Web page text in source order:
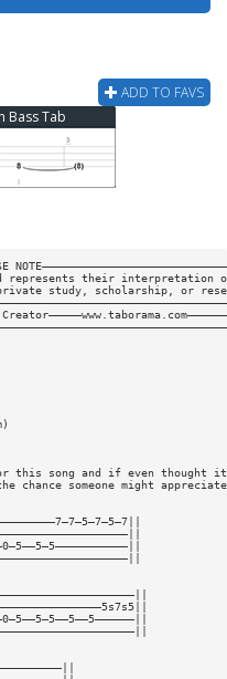
ADD TO FAVS
Bass Tab
represents their interpretation
study, scholarship, or
)
this song and if even thought
chance someone might